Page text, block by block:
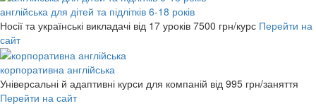
англійська для дітей та підлітків 6-18 років
Носії та українські викладачі від 17 уроків 7500 грн/курс Перейти на
сайт
корпоративна англійська
Універсальні й адаптивні курси для компаній від 995 грн/заняття
Перейти на сайт